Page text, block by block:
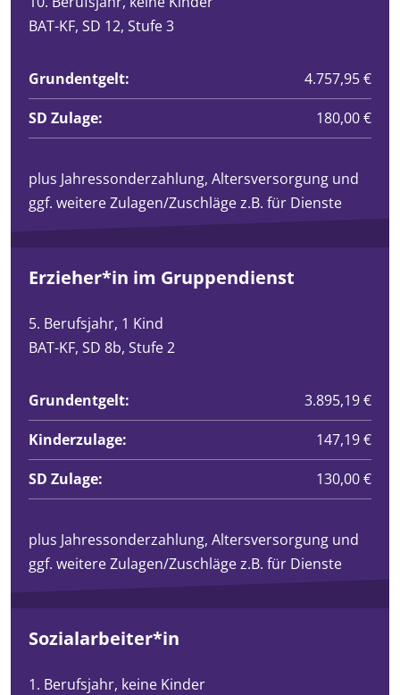
BAT-KF, SD 12, Stufe 3
Grundentgelt:
4.757,95 €
SD Zulage:
180,00 €
plus Jahressonderzahlung, Altersversorgung und
ggf. weitere Zulagen/Zuschläge z.B. für Dienste
Erzieher*in im Gruppendienst
5. Berufsjahr, 1 Kind
BAT-KF, SD 8b, Stufe 2
Grundentgelt:
3.895,19 €
Kinderzulage:
147,19 €
SD Zulage:
130,00 €
plus Jahressonderzahlung, Altersversorgung und
ggf. weitere Zulagen/Zuschläge z.B. für Dienste
Sozialarbeiter*in
1. Berufsjahr, keine Kinder